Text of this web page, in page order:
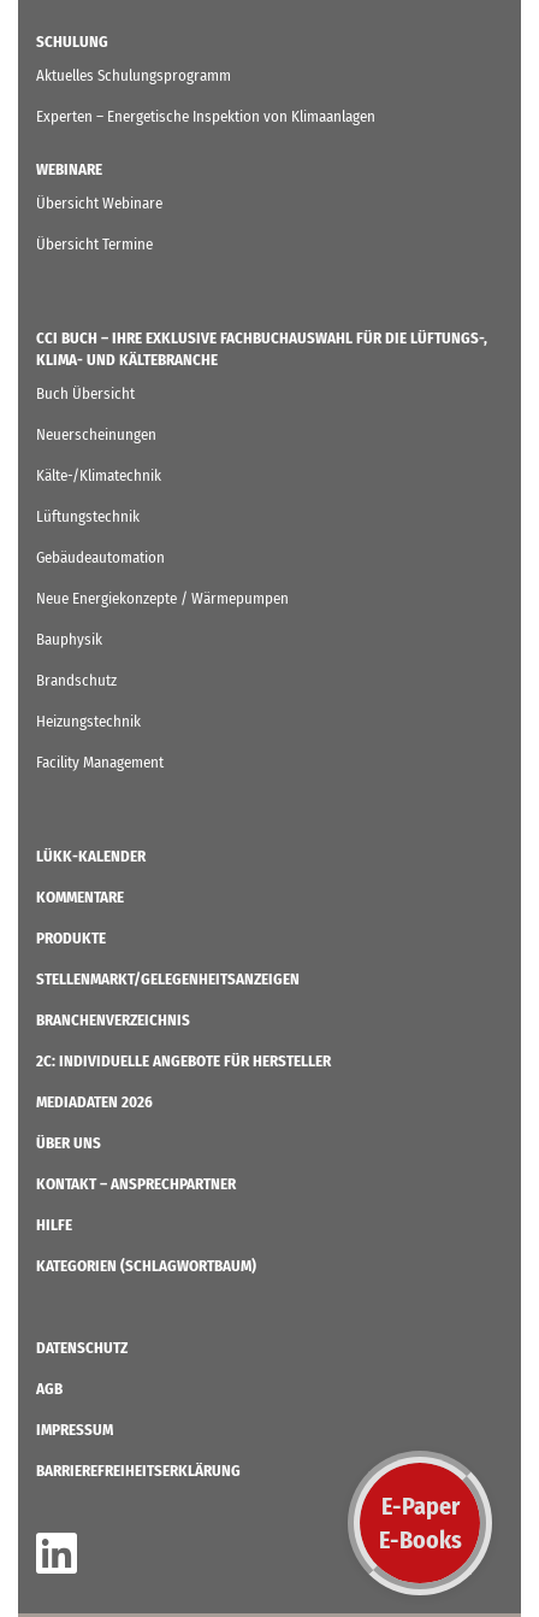
SCHULUNG
Aktuelles Schulungsprogramm
Experten – Energetische Inspektion von Klimaanlagen
WEBINARE
Übersicht Webinare
Übersicht Termine
CCI BUCH – IHRE EXKLUSIVE FACHBUCHAUSWAHL FÜR DIE LÜFTUNGS-,
KLIMA- UND KÄLTEBRANCHE
Buch Übersicht
Neuerscheinungen
Kälte-/Klimatechnik
Lüftungstechnik
Gebäudeautomation
Neue Energiekonzepte / Wärmepumpen
Bauphysik
Brandschutz
Heizungstechnik
Facility Management
LÜKK-KALENDER
KOMMENTARE
PRODUKTE
STELLENMARKT/GELEGENHEITSANZEIGEN
BRANCHENVERZEICHNIS
2C: INDIVIDUELLE ANGEBOTE FÜR HERSTELLER
MEDIADATEN 2026
ÜBER UNS
KONTAKT – ANSPRECHPARTNER
HILFE
KATEGORIEN (SCHLAGWORTBAUM)
DATENSCHUTZ
AGB
IMPRESSUM
BARRIEREFREIHEITSERKLÄRUNG
E-Paper
E-Books